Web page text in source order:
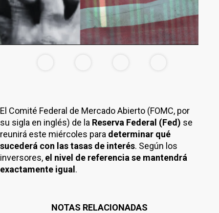
El Comité Federal de Mercado Abierto (FOMC, por
su sigla en inglés) de la Reserva Federal (Fed) se
reunirá este miércoles para determinar qué
sucederá con las tasas de interés. Según los
inversores, el nivel de referencia se mantendrá
exactamente igual .
NOTAS RELACIONADAS